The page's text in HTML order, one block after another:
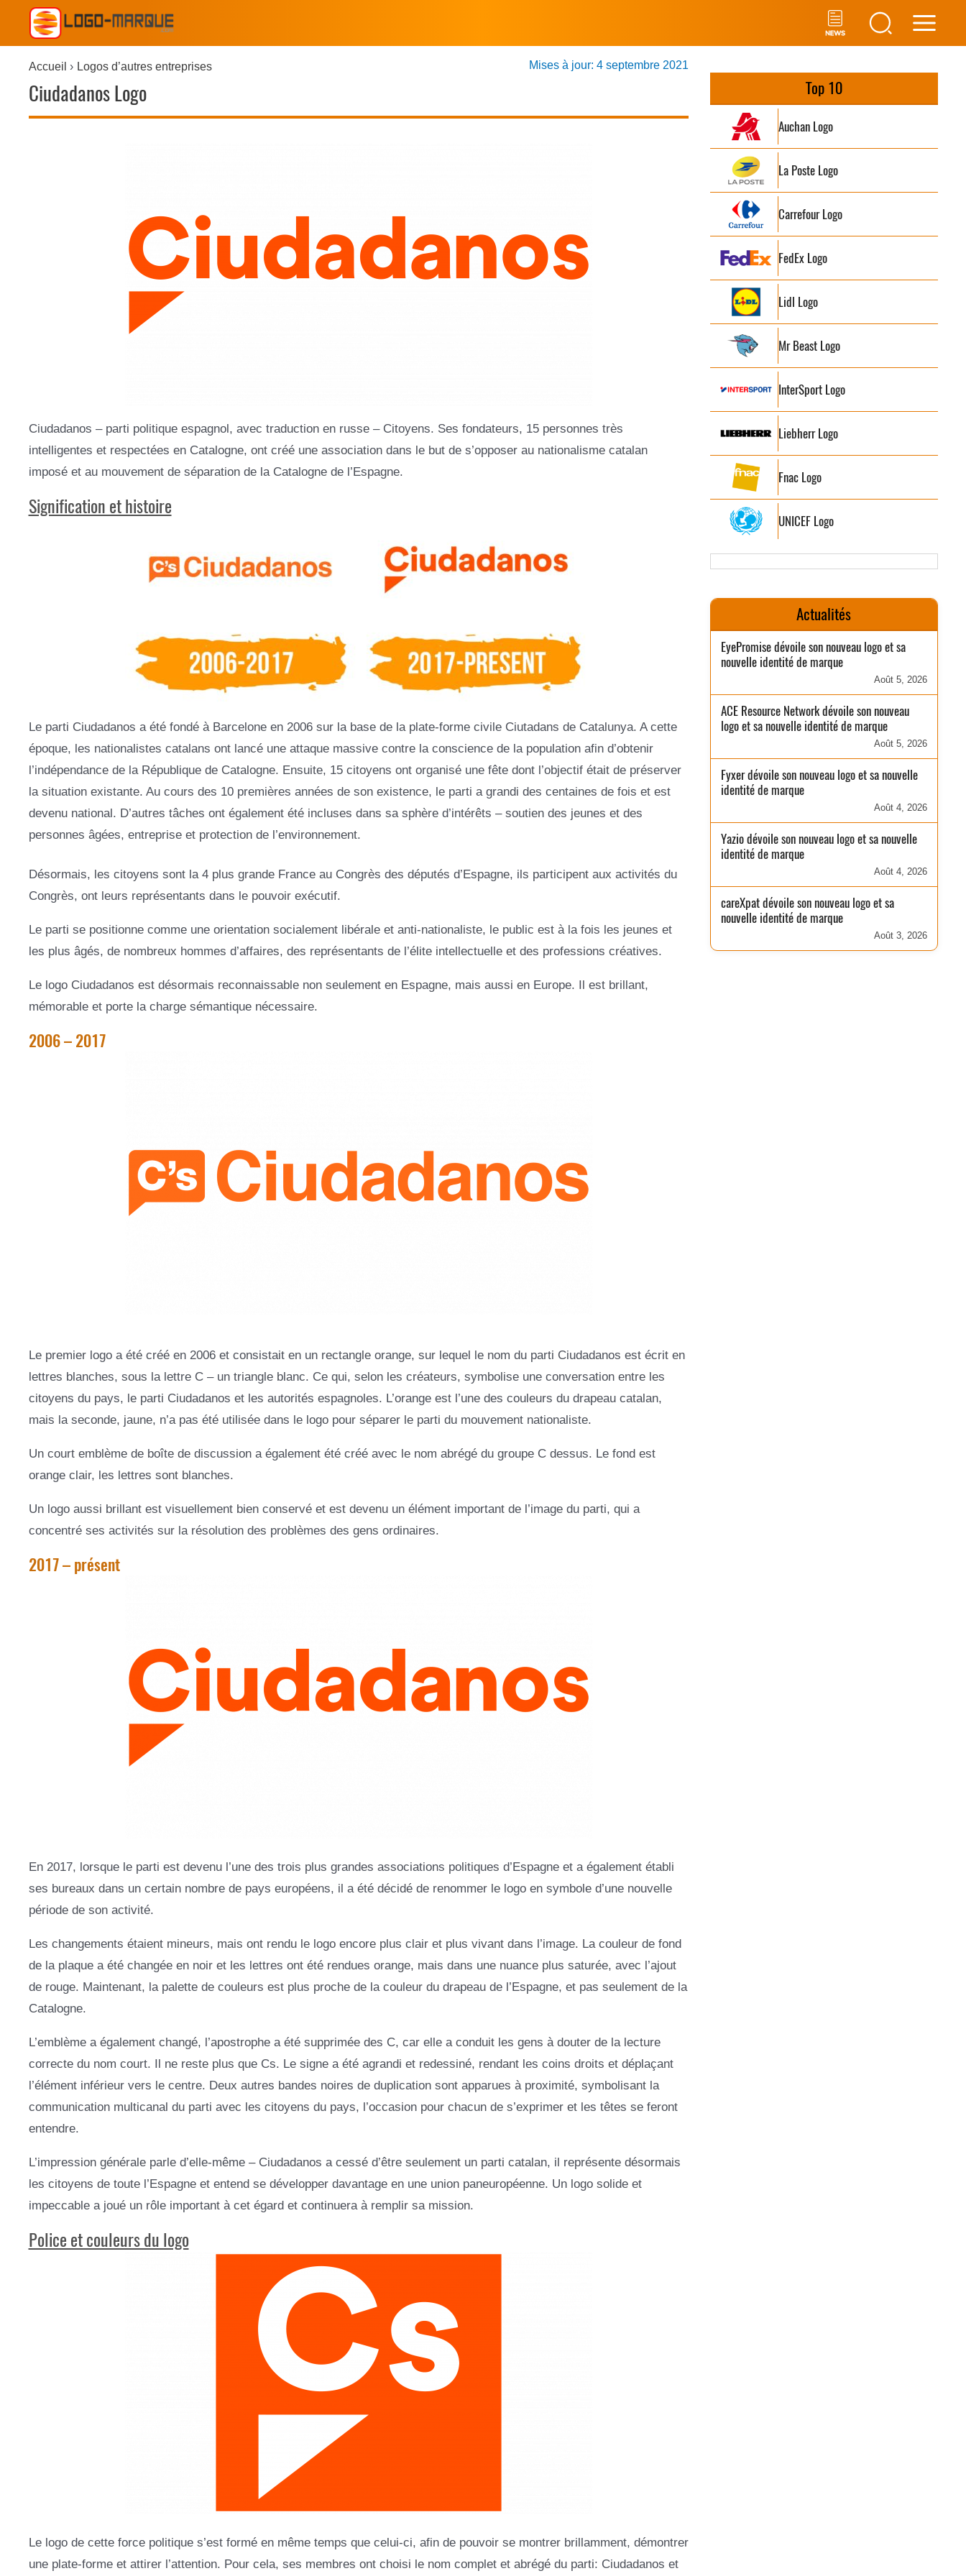
Accueil Logos d’autres entreprises
Ciudadanos Logo
Mises à jour: 4 septembre 2021
Ciudadanos – parti politique espagnol, avec traduction en russe – Citoyens. Ses fondateurs, 15 personnes très
intelligentes et respectées en Catalogne, ont créé une association dans le but de s’opposer au nationalisme catalan
imposé et au mouvement de séparation de la Catalogne de l’Espagne.
Signification et histoire
Le parti Ciudadanos a été fondé à Barcelone en 2006 sur la base de la plate-forme civile Ciutadans de Catalunya. A cette
époque, les nationalistes catalans ont lancé une attaque massive contre la conscience de la population afin d’obtenir
l’indépendance de la République de Catalogne. Ensuite, 15 citoyens ont organisé une fête dont l’objectif était de préserver
la situation existante. Au cours des 10 premières années de son existence, le parti a grandi des centaines de fois et est
devenu national. D’autres tâches ont également été incluses dans sa sphère d’intérêts – soutien des jeunes et des
personnes âgées, entreprise et protection de l’environnement.
Désormais, les citoyens sont la 4 plus grande France au Congrès des députés d’Espagne, ils participent aux activités du
Congrès, ont leurs représentants dans le pouvoir exécutif.
Le parti se positionne comme une orientation socialement libérale et anti-nationaliste, le public est à la fois les jeunes et
les plus âgés, de nombreux hommes d’affaires, des représentants de l’élite intellectuelle et des professions créatives.
Le logo Ciudadanos est désormais reconnaissable non seulement en Espagne, mais aussi en Europe. Il est brillant,
mémorable et porte la charge sémantique nécessaire.
2006 – 2017
Le premier logo a été créé en 2006 et consistait en un rectangle orange, sur lequel le nom du parti Ciudadanos est écrit en
lettres blanches, sous la lettre C – un triangle blanc. Ce qui, selon les créateurs, symbolise une conversation entre les
citoyens du pays, le parti Ciudadanos et les autorités espagnoles. L’orange est l’une des couleurs du drapeau catalan,
mais la seconde, jaune, n’a pas été utilisée dans le logo pour séparer le parti du mouvement nationaliste.
Un court emblème de boîte de discussion a également été créé avec le nom abrégé du groupe C dessus. Le fond est
orange clair, les lettres sont blanches.
Un logo aussi brillant est visuellement bien conservé et est devenu un élément important de l’image du parti, qui a
concentré ses activités sur la résolution des problèmes des gens ordinaires.
2017 – présent
En 2017, lorsque le parti est devenu l’une des trois plus grandes associations politiques d’Espagne et a également établi
ses bureaux dans un certain nombre de pays européens, il a été décidé de renommer le logo en symbole d’une nouvelle
période de son activité.
Les changements étaient mineurs, mais ont rendu le logo encore plus clair et plus vivant dans l’image. La couleur de fond
de la plaque a été changée en noir et les lettres ont été rendues orange, mais dans une nuance plus saturée, avec l’ajout
de rouge. Maintenant, la palette de couleurs est plus proche de la couleur du drapeau de l’Espagne, et pas seulement de la
Catalogne.
L’emblème a également changé, l’apostrophe a été supprimée des C, car elle a conduit les gens à douter de la lecture
correcte du nom court. Il ne reste plus que Cs. Le signe a été agrandi et redessiné, rendant les coins droits et déplaçant
l’élément inférieur vers le centre. Deux autres bandes noires de duplication sont apparues à proximité, symbolisant la
communication multicanal du parti avec les citoyens du pays, l’occasion pour chacun de s’exprimer et les têtes se feront
entendre.
L’impression générale parle d’elle-même – Ciudadanos a cessé d’être seulement un parti catalan, il représente désormais
les citoyens de toute l’Espagne et entend se développer davantage en une union paneuropéenne. Un logo solide et
impeccable a joué un rôle important à cet égard et continuera à remplir sa mission.
Police et couleurs du logo
Le logo de cette force politique s’est formé en même temps que celui-ci, afin de pouvoir se montrer brillamment, démontrer
une plate-forme et attirer l’attention. Pour cela, ses membres ont choisi le nom complet et abrégé du parti: Ciudadanos et
Top 10
Auchan Logo
La Poste Logo
Carrefour Logo
FedEx Logo
Lidl Logo
Mr Beast Logo
InterSport Logo
Liebherr Logo
Fnac Logo
UNICEF Logo
Actualités
EyePromise dévoile son nouveau logo et sa
nouvelle identité de marque
Août 5, 2026
ACE Resource Network dévoile son nouveau
logo et sa nouvelle identité de marque
Août 5, 2026
Fyxer dévoile son nouveau logo et sa nouvelle
identité de marque
Août 4, 2026
Yazio dévoile son nouveau logo et sa nouvelle
identité de marque
Août 4, 2026
careXpat dévoile son nouveau logo et sa
nouvelle identité de marque
Août 3, 2026